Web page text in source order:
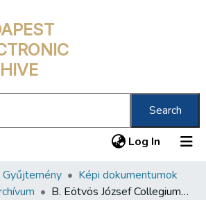
Search
Log In (current)
Képi dokumentumok
B. Eötvös József Collegium Budapest, I., Ménesi út 11-13.